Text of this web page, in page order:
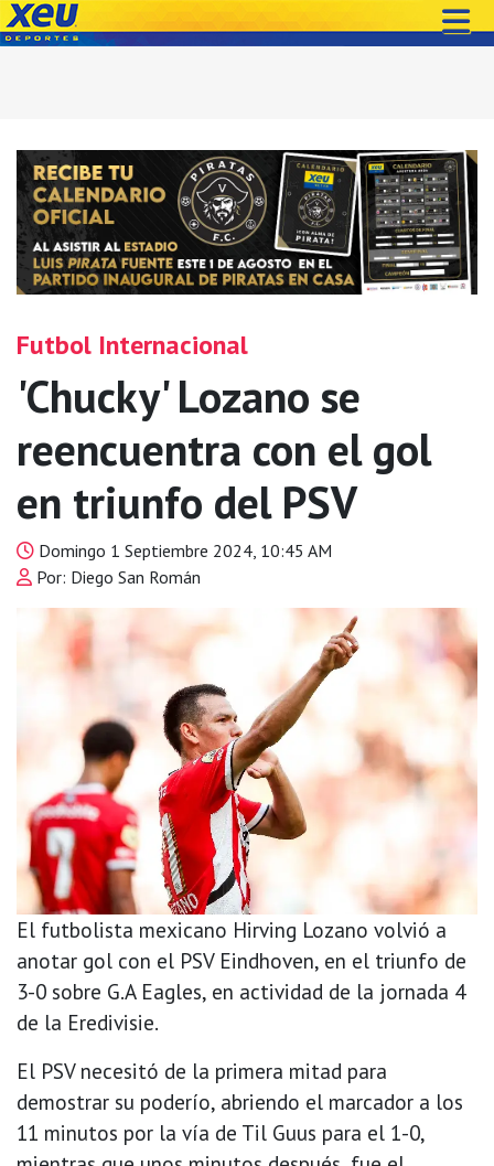
Futbol Internacional
'Chucky' Lozano se
reencuentra con el gol
en triunfo del PSV
Domingo 1 Septiembre 2024, 10:45 AM
Por: Diego San Román
El futbolista mexicano Hirving Lozano volvió a
anotar gol con el PSV Eindhoven, en el triunfo de
3-0 sobre G.A Eagles, en actividad de la jornada 4
de la Eredivisie.
El PSV necesitó de la primera mitad para
demostrar su poderío, abriendo el marcador a los
11 minutos por la vía de Til Guus para el 1-0,